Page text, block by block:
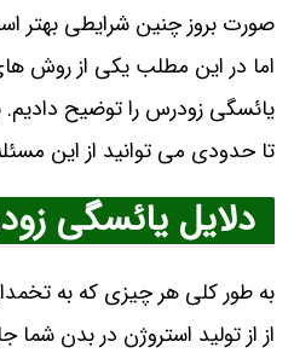
صورت بروز چنین شرایطی بهتر
اما در این مطلب یکی از روش
یائسگی زودرس را توضیح دادیم.
تا حدودی می توانید از این
دلایل یائسگی
به طور کلی هر چیزی که به
از از تولید استروژن در بدن شما